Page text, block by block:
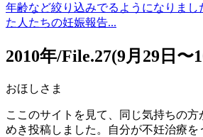
年齢など絞り込みでるようになりまし
た人たちの妊娠報告...
2010年/File.27(9月29日〜
おほしさま
ここのサイトを見て、同じ気持ちの
めき投稿しました。自分が不妊治療を